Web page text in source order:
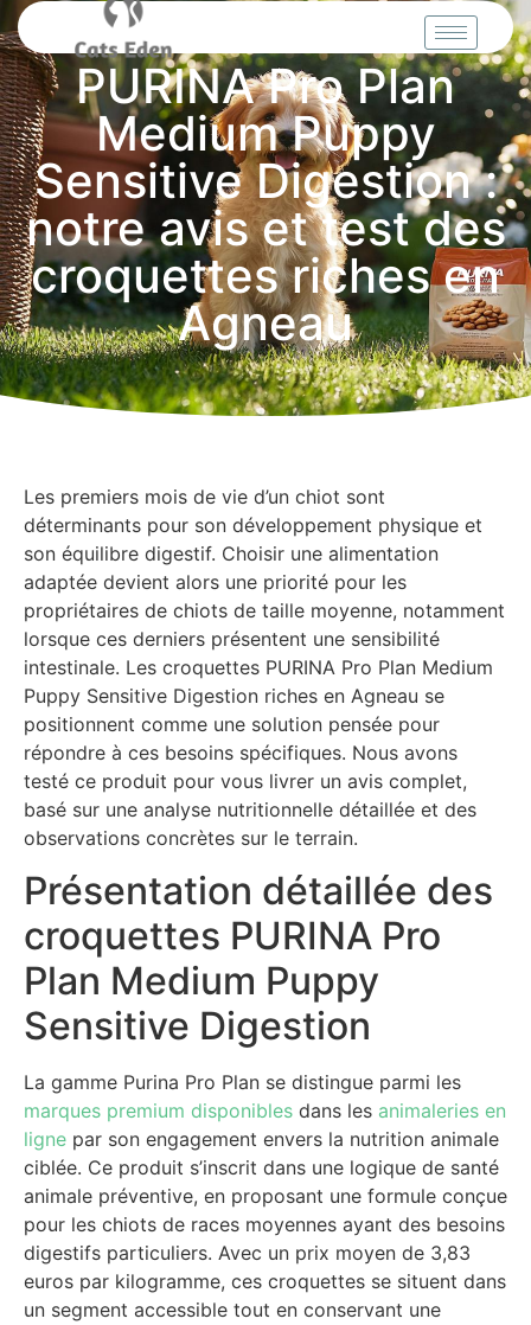
PURINA Pro Plan
Medium Puppy
Sensitive Digestion :
notre avis et test des
croquettes riches en
Agneau
Les premiers mois de vie d’un chiot sont
déterminants pour son développement physique et
son équilibre digestif. Choisir une alimentation
adaptée devient alors une priorité pour les
propriétaires de chiots de taille moyenne, notamment
lorsque ces derniers présentent une sensibilité
intestinale. Les croquettes PURINA Pro Plan Medium
Puppy Sensitive Digestion riches en Agneau se
positionnent comme une solution pensée pour
répondre à ces besoins spécifiques. Nous avons
testé ce produit pour vous livrer un avis complet,
basé sur une analyse nutritionnelle détaillée et des
observations concrètes sur le terrain.
Présentation détaillée des
croquettes PURINA Pro
Plan Medium Puppy
Sensitive Digestion
La gamme Purina Pro Plan se distingue parmi les
marques premium disponibles dans les animaleries en
ligne par son engagement envers la nutrition animale
ciblée. Ce produit s’inscrit dans une logique de santé
animale préventive, en proposant une formule conçue
pour les chiots de races moyennes ayant des besoins
digestifs particuliers. Avec un prix moyen de 3,83
euros par kilogramme, ces croquettes se situent dans
un segment accessible tout en conservant une